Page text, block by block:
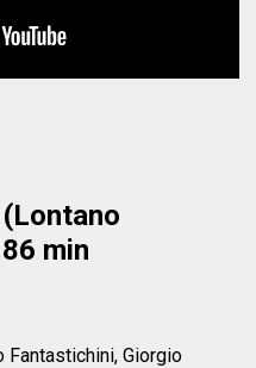
min
Fantastichini, Giorgio